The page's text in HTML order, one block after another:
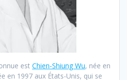
est Chien-Shiung Wu, née en
en 1997 aux États-Unis, qui se